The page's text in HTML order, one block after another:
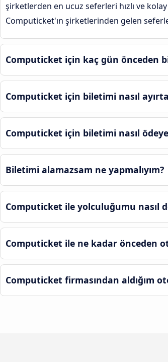
şirketlerden en ucuz seferleri hızlı ve
Computicket'ın şirketlerinden gelen
Computicket için kaç gün önceden
Computicket için biletimi nasıl
Computicket için biletimi nasıl
Biletimi alamazsam ne yapmalıyım?
Computicket ile yolculuğumu nasıl
Computicket ile ne kadar önceden
Computicket firmasından aldığım